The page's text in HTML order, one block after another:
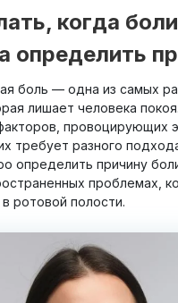
когда
определить
боль — одна из самых
лишает человека
провоцирующих
требует разного
определить причину
проблемах,
ротовой полости.